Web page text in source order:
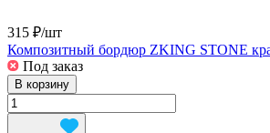
315 ₽/шт
Композитный бордюр ZKING STONE
Под заказ
В корзину